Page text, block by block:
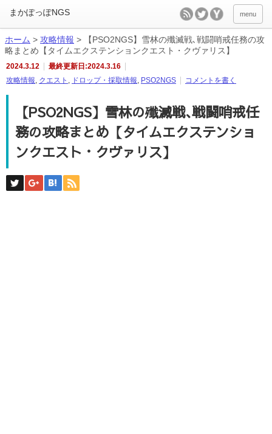
menu
ホーム > 攻略情報 >
【PSO2NGS】雪林の殲滅戦､戦闘哨戒任務の攻
略まとめ【タイムエクステンションクエスト・クヴァリス】
2024.3.12
最終更新日:2024.3.16
攻略情報, クエスト , ドロップ・採取情報, PSO2NGS コメントを書く
【PSO2NGS】雪林の殲滅戦､戦闘哨戒任
務の攻略まとめ【タイムエクステンショ
ンクエスト・クヴァリス】